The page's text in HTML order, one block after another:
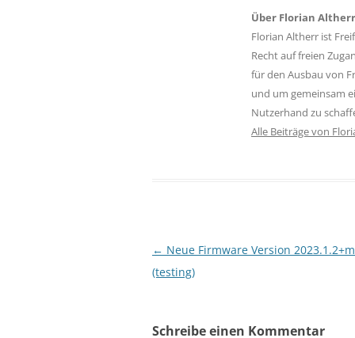
Über Florian Altherr
Florian Altherr ist
Recht auf freien
für den Ausbau von
und um gemeinsam
Nutzerhand zu
Alle Beiträge von
Beitragsnavigation
← Neue Firmware Version
(testing)
Schreibe einen Kommentar